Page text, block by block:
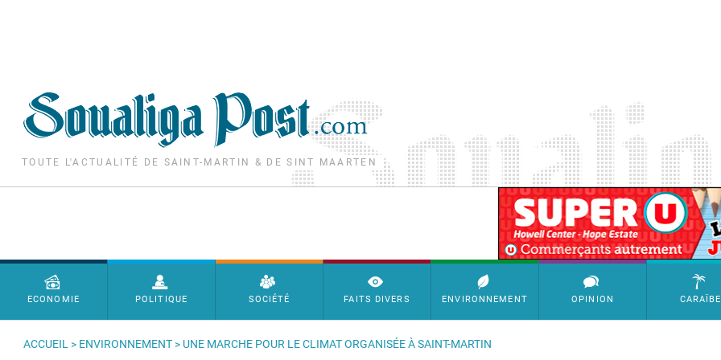
TOUTE L'ACTUALITÉ DE SAINT-MARTIN & DE SINT MAARTEN
SimpleAds Block Bannière
Menu principal
ECONOMIE POLITIQUE SOCIÉTÉ FAITS DIVERS ENVIRONNEMENT OPINION CARAÏBE
ACCUEIL > ENVIRONNEMENT > UNE MARCHE POUR LE CLIMAT ORGANISÉE À SAINT-MARTIN